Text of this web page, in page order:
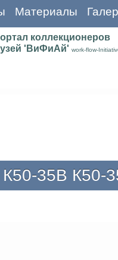
Материалы
коллекционеров
'ВиФиАй' work-flow-
35В К50-